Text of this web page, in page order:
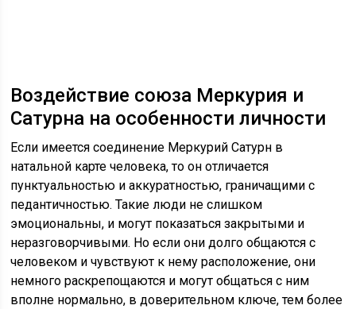
Воздействие союза Меркурия и
Сатурна на особенности личности
Если имеется соединение Меркурий Сатурн в
натальной карте человека, то он отличается
пунктуальностью и аккуратностью, граничащими с
педантичностью. Такие люди не слишком
эмоциональны, и могут показаться закрытыми и
неразговорчивыми. Но если они долго общаются с
человеком и чувствуют к нему расположение, они
немного раскрепощаются и могут общаться с ним
вполне нормально, в доверительном ключе, тем более